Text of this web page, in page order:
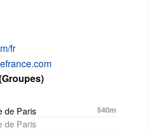
fr
de Paris
540m
de Paris